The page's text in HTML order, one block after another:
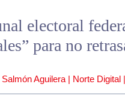
electoral
para no
Aguilera | Norte Digital |